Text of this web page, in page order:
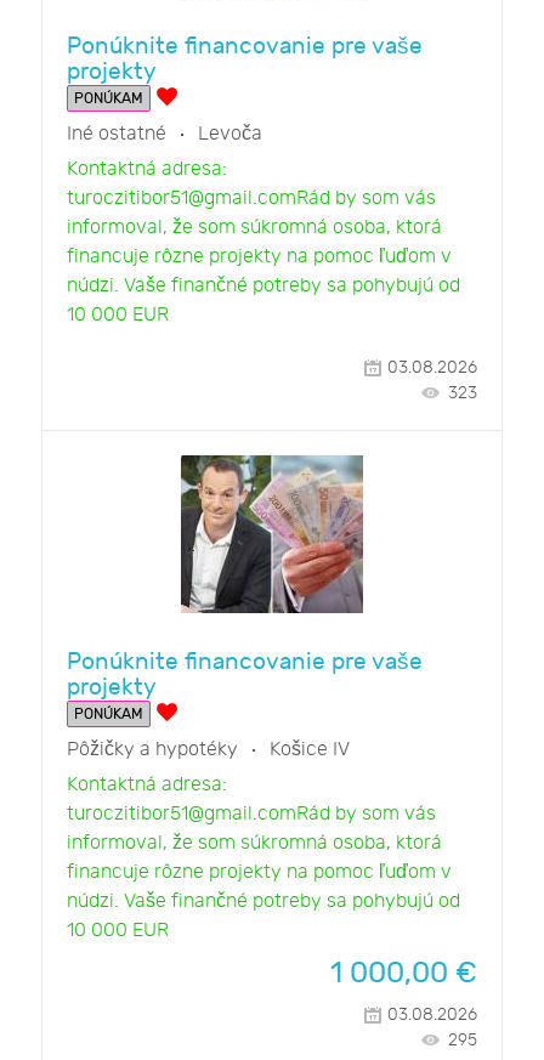
Ponúknite financovanie pre vaše
projekty
PONÚKAM
Iné ostatné
Levoča
Kontaktná adresa:
turoczitibor51@gmail.comRád by som vás
informoval, že som súkromná osoba, ktorá
financuje rôzne projekty na pomoc ľuďom v
núdzi. Vaše finančné potreby sa pohybujú od
10 000 EUR
03.08.2026
323
Ponúknite financovanie pre vaše
projekty
PONÚKAM
Pôžičky a hypotéky
Košice IV
Kontaktná adresa:
turoczitibor51@gmail.comRád by som vás
informoval, že som súkromná osoba, ktorá
financuje rôzne projekty na pomoc ľuďom v
núdzi. Vaše finančné potreby sa pohybujú od
10 000 EUR
1 000,00 €
03.08.2026
295